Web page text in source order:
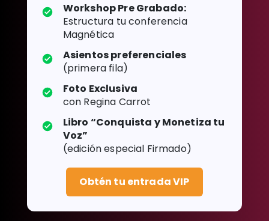
Workshop Pre Grabado:
Estructura tu conferencia
Magnética
Asientos preferenciales
(primera fila)
Foto Exclusiva
con Regina Carrot
Libro “Conquista y Monetiza tu
Voz”
(edición especial Firmado)
Obtén tu entrada VIP